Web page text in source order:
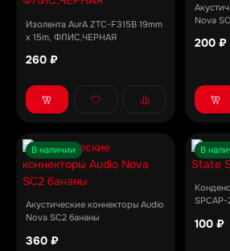
Изолента AurA ZTC-F315B 19mm
x 15m, ФЛИС,ЧЕРНАЯ
260 ₽
Nova
200 ₽
В наличии
Акустические коннекторы Audio
Nova SC2 бананы
360 ₽
В
100 ₽